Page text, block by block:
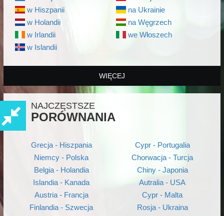
w Hiszpanii
w Holandii
w Irlandii
w Islandii
na Ukrainie
na Węgrzech
we Włoszech
WIĘCEJ
NAJCZĘSTSZE
PORÓWNANIA
Grecja - Hiszpania
Niemcy - Polska
Belgia - Holandia
Islandia - Kanada
Austria - Francja
Finlandia - Szwecja
Cypr - Portugalia
Chorwacja - Turcja
Chiny - Japonia
Autralia - USA
Cypr - Malta
Rosja - Ukraina